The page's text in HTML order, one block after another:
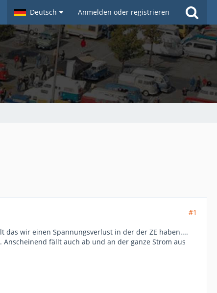
Deutsch Anmelden oder registrieren
#1
wir einen Spannungsverlust in der der ZE haben....
fällt auch ab und an der ganze Strom aus